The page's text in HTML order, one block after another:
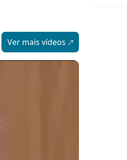
Ver mais vídeos